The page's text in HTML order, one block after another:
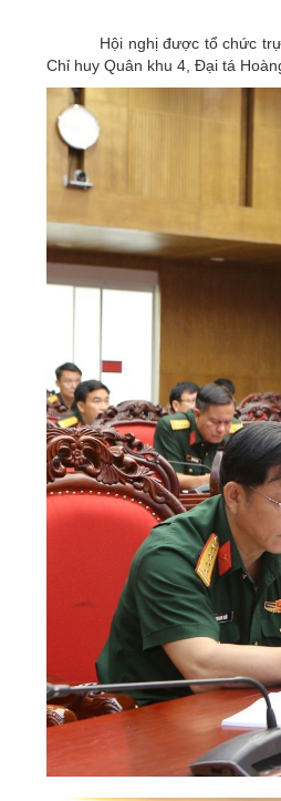
Hội nghị được tổ chức
Chỉ huy Quân khu 4, Đại tá